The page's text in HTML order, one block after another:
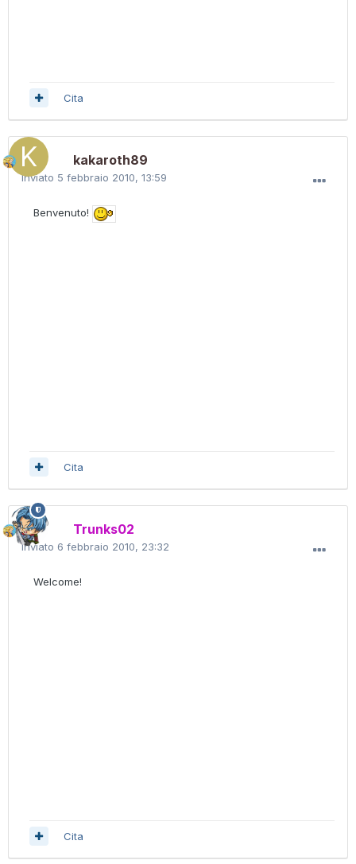
Cita
kakaroth89
Inviato 5 febbraio 2010, 13:59
Benvenuto!
Cita
Trunks02
Inviato 6 febbraio 2010, 23:32
Welcome!
Cita